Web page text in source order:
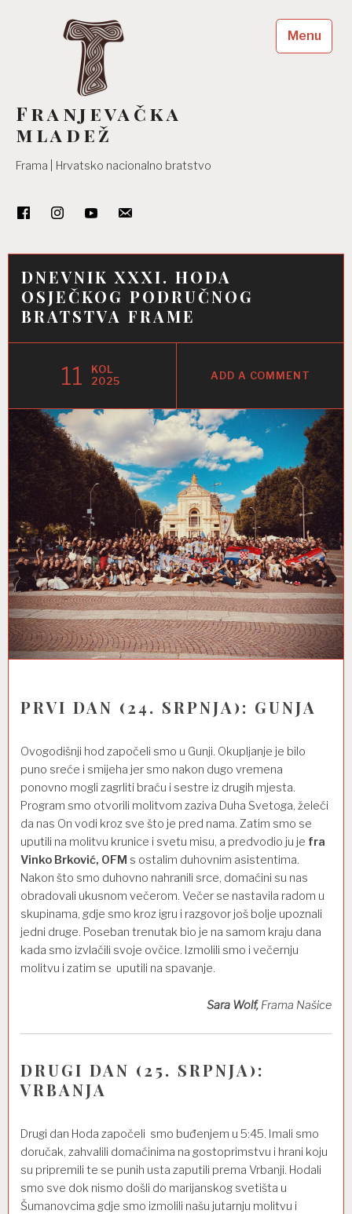
Franjevačka
mladež
Frama | Hrvatsko nacionalno bratstvo
Menu
DNEVNIK XXXI. HODA
OSJEČKOG PODRUČNOG
BRATSTVA FRAME
11
KOL
2025
ADD A COMMENT
PRVI DAN (24. SRPNJA): GUNJA
Ovogodišnji hod započeli smo u Gunji. Okupljanje je bilo
puno sreće i smijeha jer smo nakon dugo vremena
ponovno mogli zagrliti braću i sestre iz drugih mjesta.
Program smo otvorili molitvom zaziva Duha Svetoga, želeći
da nas On vodi kroz sve što je pred nama. Zatim smo se
uputili na molitvu krunice i svetu misu, a predvodio ju je fra
Vinko Brković, OFM s ostalim duhovnim asistentima.
Nakon što smo duhovno nahranili srce, domaćini su nas
obradovali ukusnom večerom. Večer se nastavila radom u
skupinama, gdje smo kroz igru i razgovor još bolje upoznali
jedni druge. Poseban trenutak bio je na samom kraju dana
kada smo izvlačili svoje ovčice. Izmolili smo i večernju
molitvu i zatim se uputili na spavanje.
Sara Wolf, Frama Našice
DRUGI DAN (25. SRPNJA):
VRBANJA
Drugi dan Hoda započeli smo buđenjem u 5:45. Imali smo
doručak, zahvalili domaćinima na gostoprimstvu i hrani koju
su pripremili te se punih usta zaputili prema Vrbanji. Hodali
smo sve dok nismo došli do marijanskog svetišta u
Šumanovcima gdje smo izmolili našu jutarnju molitvu i